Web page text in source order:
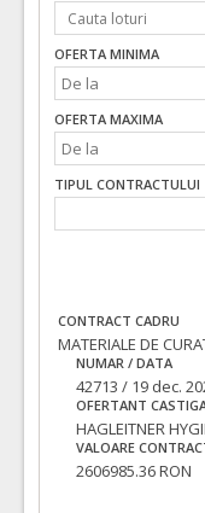
OFERTA MINIMA
OFERTA MAXIMA
TIPUL CONTRACTULUI
CONTRACT CADRU
MATERIALE DE
NUMAR / DATA
42713 / 19 dec.
OFERTANT
HAGLEITNER
VALOARE
2606985.36 RON